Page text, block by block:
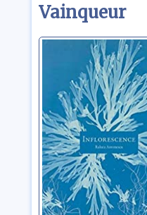
Vainqueur
Inflorescence
Antonescu, Raluca